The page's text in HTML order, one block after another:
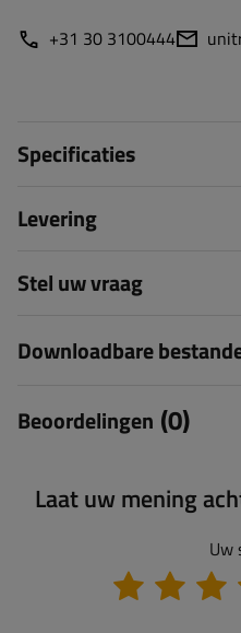
+31 30 3100444
Specificaties
Levering
Stel uw vraag
Downloadbare
Beoordelingen (0)
Laat uw mening
Uw